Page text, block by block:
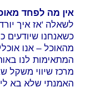
אין מה לפחד
לשאלה 'אז איך
כשאנחנו שיודעים
מהאוכל – אנו
המתאימות לנו
מרכז שיווי משקל
האמנתי שלא בא